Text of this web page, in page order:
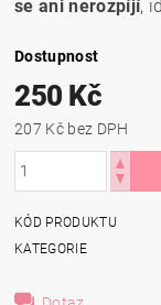
se ani nerozpíjí,
Dostupnost
250 Kč
207 Kč bez DPH
KÓD PRODUKTU
KATEGORIE